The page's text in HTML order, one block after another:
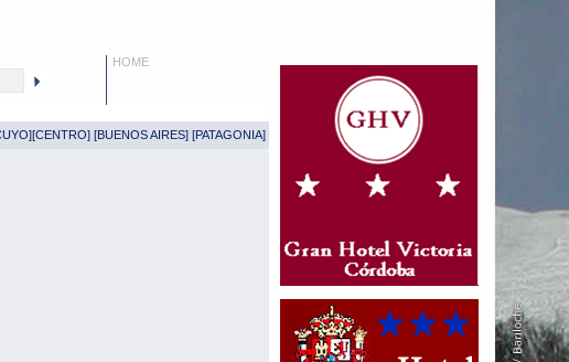
HOME
][CENTRO] [BUENOS AIRES] [PATAGONIA]